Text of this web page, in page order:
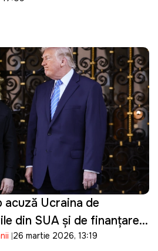
acuză Ucraina de
din SUA și de finanțarea
26 martie 2026, 13:19